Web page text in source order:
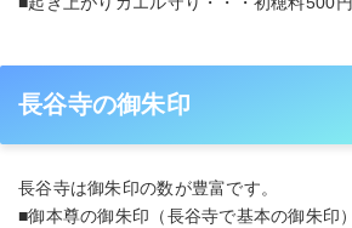
長谷寺の御朱印
長谷寺は御朱印の数が豊富です。
■御本尊の御朱印（長谷寺で基本の御朱印）